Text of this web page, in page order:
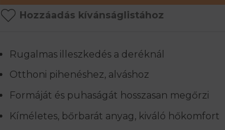
Hozzáadás kívánságlistához
Rugalmas illeszkedés a deréknál
Otthoni pihenéshez, alváshoz
Formáját és puhaságát hosszasan megőrzi
Kíméletes, bőrbarát anyag, kiváló hőkomfort